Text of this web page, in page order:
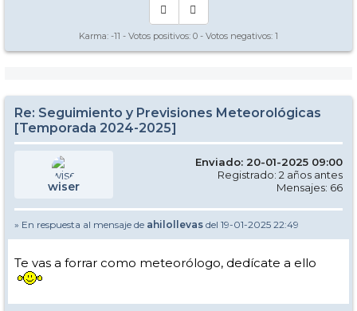
Karma: -11 - Votos positivos: 0 - Votos negativos: 1
Re: Seguimiento y Previsiones Meteorológicas
[Temporada 2024-2025]
wiser
Enviado: 20-01-2025 09:00
Registrado: 2 años antes
Mensajes: 66
» En respuesta al mensaje de ahilollevas del 19-01-2025 22:49
Te vas a forrar como meteorólogo, dedícate a ello